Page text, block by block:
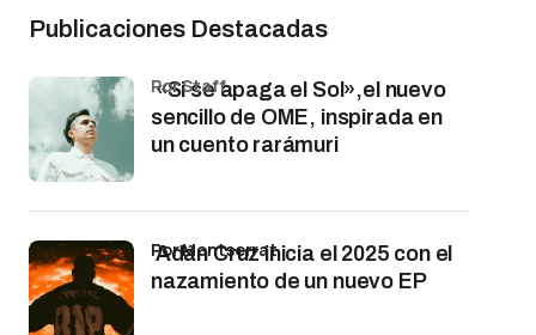
Publicaciones Destacadas
«Si se apaga el Sol»,el nuevo
sencillo de OME, inspirada en
un cuento rarámuri
por Staff
Adán Cruz inicia el 2025 con el
nazamiento de un nuevo EP
por Montserrat